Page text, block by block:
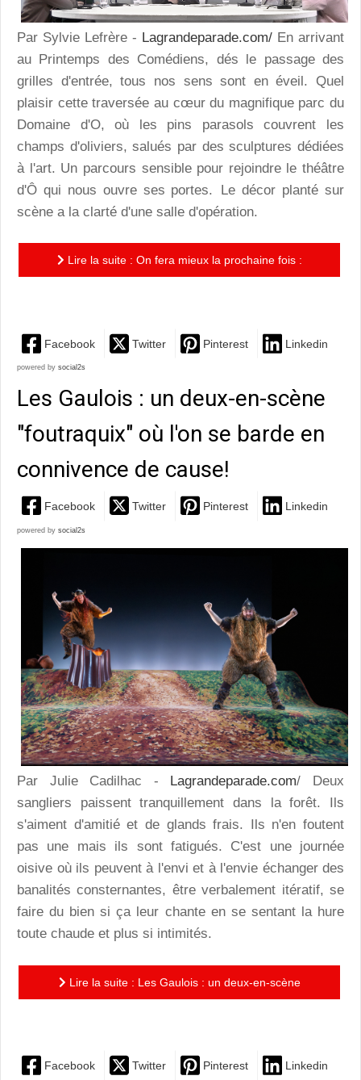
Par Sylvie Lefrère - Lagrandeparade.com/ En arrivant
au Printemps des Comédiens, dés le passage des
grilles d'entrée, tous nos sens sont en éveil. Quel
plaisir cette traversée au cœur du magnifique parc du
Domaine d'O, où les pins parasols couvrent les
champs d'oliviers, salués par des sculptures dédiées
à l'art. Un parcours sensible pour rejoindre le théâtre
d'Ô qui nous ouvre ses portes. Le décor planté sur
scène a la clarté d'une salle d'opération.
Lire la suite : On fera mieux la prochaine fois :
Facebook Twitter Pinterest Linkedin
powered by social2s
Les Gaulois : un deux-en-scène
"foutraquix" où l'on se barde en
connivence de cause!
Facebook Twitter Pinterest Linkedin
powered by social2s
Par Julie Cadilhac - Lagrandeparade.com/ Deux
sangliers paissent tranquillement dans la forêt. Ils
s'aiment d'amitié et de glands frais. Ils n'en foutent
pas une mais ils sont fatigués. C'est une journée
oisive où ils peuvent à l'envi et à l'envie échanger des
banalités consternantes, être verbalement itératif, se
faire du bien si ça leur chante en se sentant la hure
toute chaude et plus si intimités.
Lire la suite : Les Gaulois : un deux-en-scène
Facebook Twitter Pinterest Linkedin